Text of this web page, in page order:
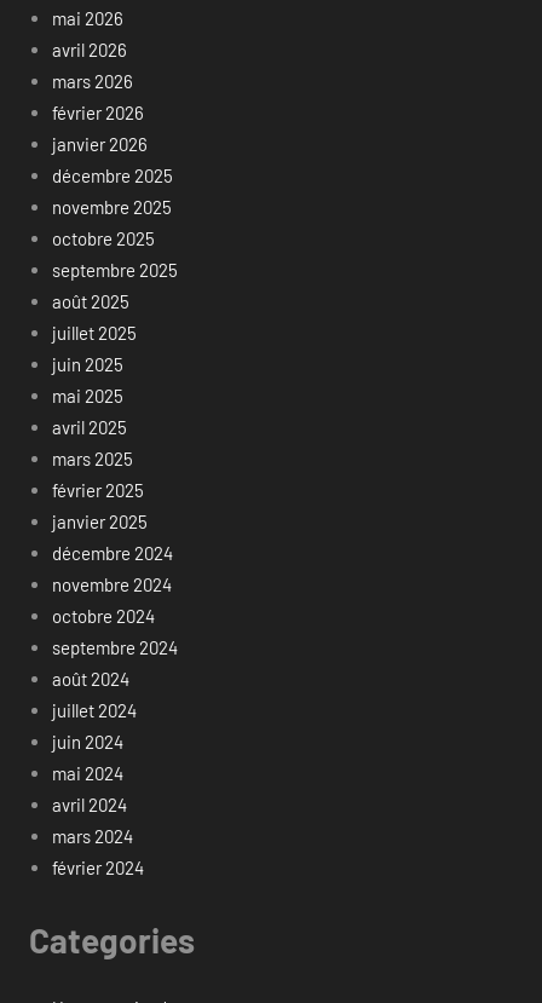
mai 2026
avril 2026
mars 2026
février 2026
janvier 2026
décembre 2025
novembre 2025
octobre 2025
septembre 2025
août 2025
juillet 2025
juin 2025
mai 2025
avril 2025
mars 2025
février 2025
janvier 2025
décembre 2024
novembre 2024
octobre 2024
septembre 2024
août 2024
juillet 2024
juin 2024
mai 2024
avril 2024
mars 2024
février 2024
Categories